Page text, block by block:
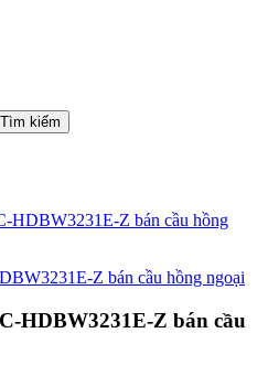
HDBW3231E-Z​​ bán cầu hồng
HDBW3231E-Z​​ bán cầu